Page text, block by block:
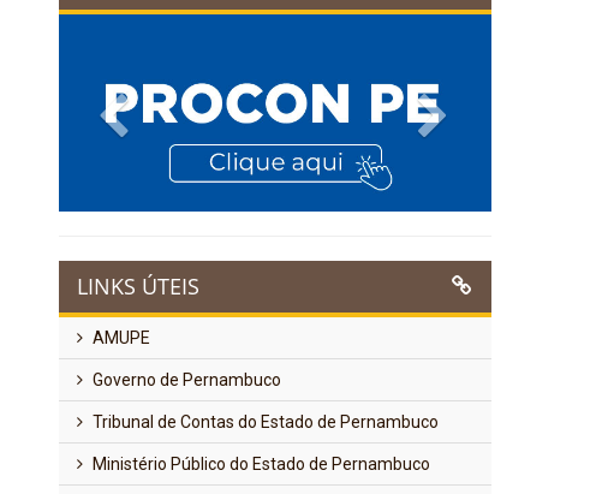
Previous
LINKS ÚTEIS
AMUPE
Governo de Pernambuco
Tribunal de Contas do Estado de Pernambuco
Ministério Público do Estado de Pernambuco